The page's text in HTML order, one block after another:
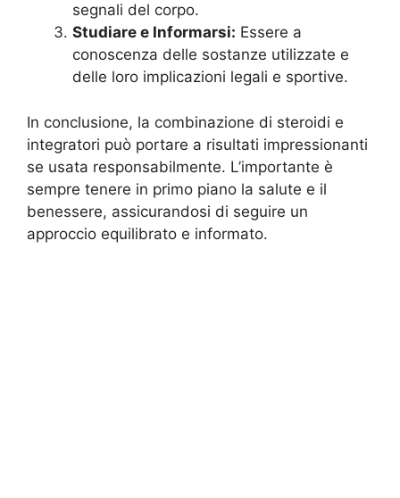
segnali del corpo.
Studiare e Informarsi: Essere a
conoscenza delle sostanze utilizzate e
delle loro implicazioni legali e sportive.
In conclusione, la combinazione di steroidi e
integratori può portare a risultati impressionanti
se usata responsabilmente. L’importante è
sempre tenere in primo piano la salute e il
benessere, assicurandosi di seguire un
approccio equilibrato e informato.